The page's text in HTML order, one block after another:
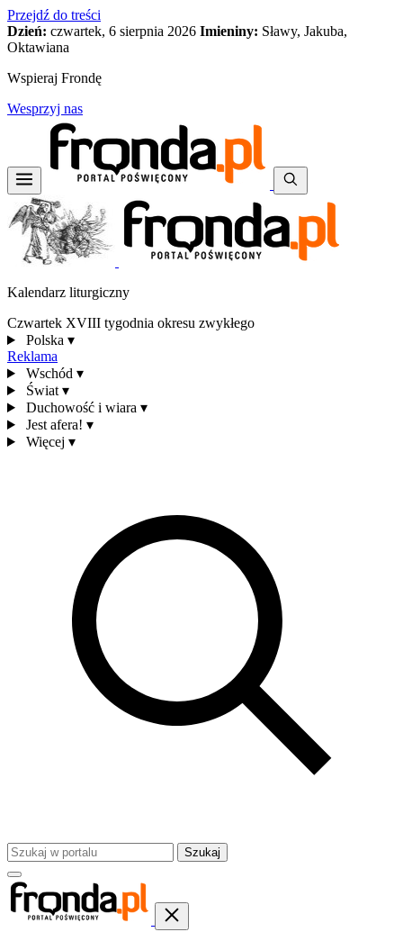
Przejdź do treści
Dzień: czwartek, 6 sierpnia 2026 Imieniny: Sławy, Jakuba,
Oktawiana
Wspieraj Frondę
Wesprzyj nas
Kalendarz liturgiczny
Czwartek XVIII tygodnia okresu zwykłego
Polska ▾
Reklama
Wschód ▾
Świat ▾
Duchowość i wiara ▾
Jest afera! ▾
Więcej ▾
Szukaj